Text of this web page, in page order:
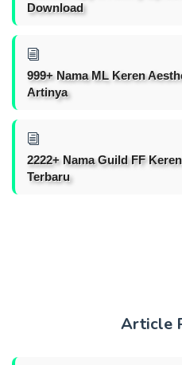
Download
999+ Nama ML Keren
Artinya
2222+ Nama Guild FF
Terbaru
Article